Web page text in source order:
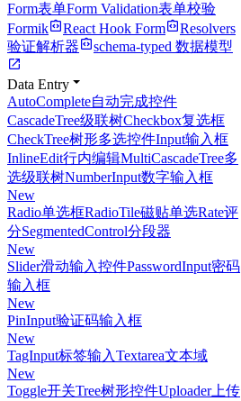
Form表单Form Validation表单校验
Formik
React Hook Form
Resolvers
验证解析器
schema-typed 数据模型
Data Entry
AutoComplete自动完成控件
CascadeTree级联树Checkbox复选框
CheckTree树形多选控件Input输入框
InlineEdit行内编辑MultiCascadeTree多
选级联树NumberInput数字输入框
New
Radio单选框RadioTile磁贴单选Rate评
分SegmentedControl分段器
New
Slider滑动输入控件PasswordInput密码
输入框
New
PinInput验证码输入框
New
TagInput标签输入Textarea文本域
New
Toggle开关Tree树形控件Uploader上传